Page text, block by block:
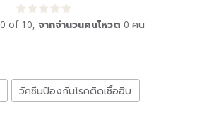
0 of 10, จากจำนวนคนโหวต 0 คน
วัคซีนป้องกันโรคติดเชื้อฮิบ